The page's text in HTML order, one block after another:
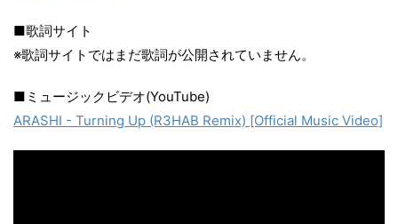
■歌詞サイト
※歌詞サイトではまだ歌詞が公開されていません。
■ミュージックビデオ(YouTube)
ARASHI - Turning Up (R3HAB Remix) [Official Music Video]